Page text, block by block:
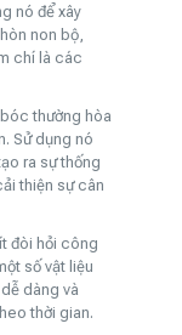
nó để xây
non bộ,
chí là các
thường hòa
Sử dụng nó
ra sự thống
thiện sự cân
đòi hỏi công
số vật liệu
dàng và
thời gian.